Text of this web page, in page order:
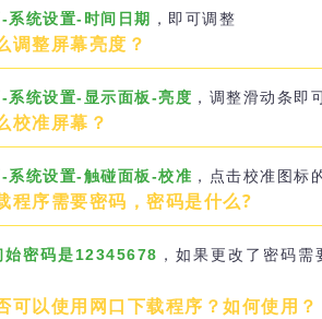
系统设置-时间日期 ，即可调整
调整屏幕亮度？
系统设置-显示面板-亮度 ，调整滑动条即
校准屏幕？
系统设置-触碰面板-校准 ，点击校准图标
程序需要密码，密码是什么?
始密码是12345678 ，如果更改了密码
以使用网口下载程序？如何使用？